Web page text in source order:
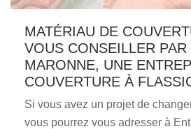
MATÉRIAU DE
VOUS CONSEILLER PAR
MARONNE, UNE
COUVERTURE À
Si vous avez un projet de
vous pourrez vous adresser à